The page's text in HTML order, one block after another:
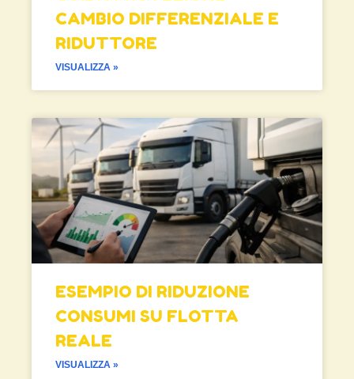
CAMBIO DIFFERENZIALE E
RIDUTTORE
VISUALIZZA »
ESEMPIO DI RIDUZIONE
CONSUMI SU FLOTTA
REALE
VISUALIZZA »